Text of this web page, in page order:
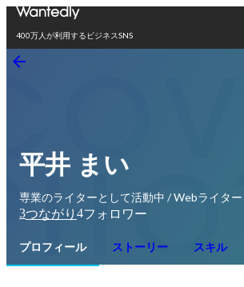
400万人が利用するビジネスSNS
平井 まい
専業のライターとして活動中 / Webライター
3つながり 4フォロワー
プロフィール ストーリー スキル